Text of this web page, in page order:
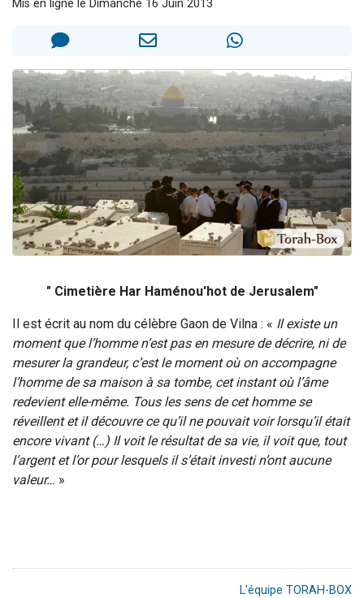
Il reste 49 places pour étudier en groupe sur Zoom
Eva vient de donner son Maasser
Mis en ligne le Dimanche 16 Juin 2013
" Cimetière Har Haménou'hot de Jerusalem"
Il est écrit au nom du célèbre Gaon de Vilna : « Il existe un
moment que l’homme n’est pas en mesure de décrire, ni de
mesurer la grandeur, c’est le moment où on accompagne
l’homme de sa maison à sa tombe, cet instant où l’âme
redevient elle-même. Tous les sens de cet homme se
réveillent et il découvre ce qu’il ne pouvait voir lorsqu’il était
encore vivant (…) Il voit le résultat de sa vie, il voit que, tout
l’argent et l’or pour lesquels il s’était investi n’ont aucune
valeur… »
L'équipe TORAH-BOX